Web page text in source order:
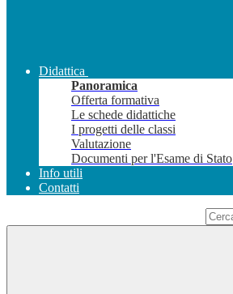
Didattica
Panoramica
Offerta formativa
Le schede didattiche
I progetti delle classi
Valutazione
Documenti per l'Esame di Stato
Info utili
Contatti